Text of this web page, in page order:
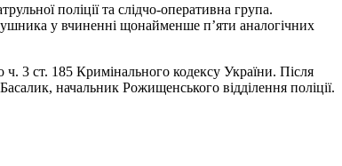
поліції та слідчо-оперативна група.
у вчиненні щонайменше п’яти аналогічних
3 ст. 185 Кримінального кодексу України. Після
начальник Рожищенського відділення поліції.